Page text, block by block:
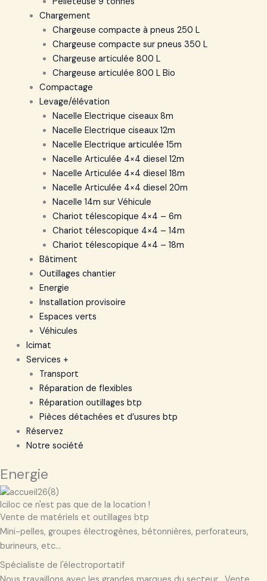
Chargement
Chargeuse compacte à pneus 250 L
Chargeuse compacte sur pneus 350 L
Chargeuse articulée 800 L
Chargeuse articulée 800 L Bio
Compactage
Levage/élévation
Nacelle Electrique ciseaux 8m
Nacelle Electrique ciseaux 12m
Nacelle Electrique articulée 15m
Nacelle Articulée 4×4 diesel 12m
Nacelle Articulée 4×4 diesel 18m
Nacelle Articulée 4×4 diesel 20m
Nacelle 14m sur Véhicule
Chariot télescopique 4×4 – 6m
Chariot télescopique 4×4 – 14m
Chariot télescopique 4×4 – 18m
Bâtiment
Outillages chantier
Energie
Installation provisoire
Espaces verts
Véhicules
Icimat
Services +
Transport
Réparation de flexibles
Réparation outillages btp
Pièces détachées et d’usures btp
Réservez
Notre société
Energie
Iciloc ce n'est pas que de la location !
Vente de matériels et outillages btp
Mini-pelles, groupes électrogènes, bétonnières, perforateurs,
burineurs, etc...
Spécialiste de l'électroportatif